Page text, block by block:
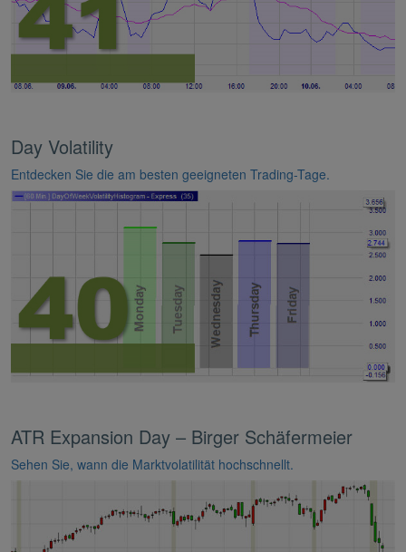
Day Volatility
Entdecken Sie die am besten geeigneten Trading-Tage.
ATR Expansion Day – Birger Schäfermeier
Sehen Sie, wann die Marktvolatilität hochschnellt.